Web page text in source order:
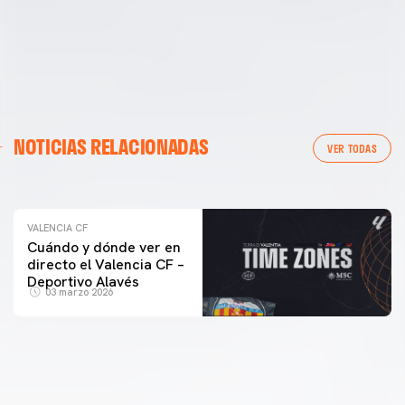
NOTICIAS RELACIONADAS VER TODAS
ENTRENAMIENTO DEL VALENCIA CF 04/03/26
VALENCIA CF
Cuándo y dónde ver en
directo el Valencia CF –
Deportivo Alavés
03 marzo 2026